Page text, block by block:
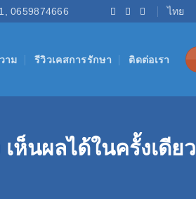
0659874666 ไทย
าม รีวิวเคสการรักษา ติดต่อเรา
ห็นผลได้ในครั้งเดียว